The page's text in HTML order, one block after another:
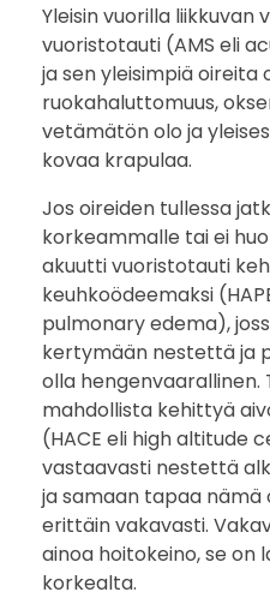
Yleisin vuorilla
vuoristotauti (AMS eli
ja sen yleisimpiä oireita
ruokahaluttomuus,
vetämätön olo ja
kovaa krapulaa.
Jos oireiden tullessa
korkeammalle tai ei
akuutti vuoristotauti
keuhkoödeemaksi
pulmonary edema),
kertymään nestettä ja
olla hengenvaarallinen.
mahdollista kehittyä
(HACE eli high altitude
vastaavasti nestettä
ja samaan tapaa
erittäin vakavasti.
ainoa hoitokeino, se on
korkealta.